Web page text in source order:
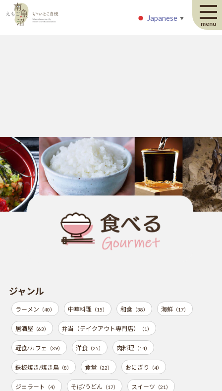
Japanese ▼
Japanese ▼
menu
ジャンル
ラーメン （40） 中華料理 （15） 和食（38） 海鮮（17）
居酒屋 （63） 弁当（テイクアウト専門店） （1）
軽食/カフェ （39） 洋食（25） 肉料理 （14）
鉄板焼き/焼き鳥（8） 食堂（22） おにぎり （4）
ジェラート （4） そば/うどん （17） スイーツ （21）